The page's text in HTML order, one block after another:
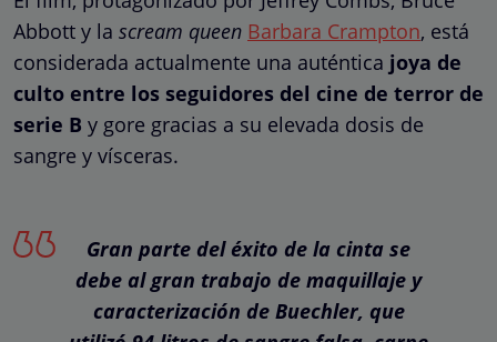
Abbott y la scream queen Barbara Crampton, está
considerada actualmente una auténtica joya de
culto entre los seguidores del cine de terror de
serie B y gore gracias a su elevada dosis de
sangre y vísceras.
Gran parte del éxito de la cinta se
debe al gran trabajo de maquillaje y
caracterización de Buechler, que